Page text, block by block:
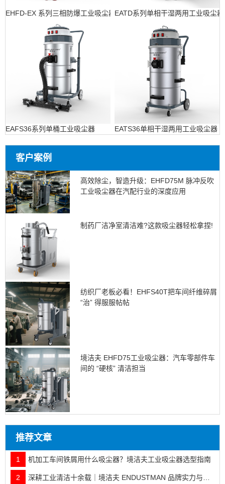
EHFD-EX 系列三相防爆工业吸尘器EATD系列单相干湿两用工业吸尘器
EAFS36系列单桶工业吸尘器 EATS36单相干湿两用工业吸尘器
客户案例
高效除尘，智造升级：EHFD75M 脉冲反吹
工业吸尘器在汽配行业的深度应用
制药厂洁净室清洁难?这款吸尘器轻松拿捏!
纺织厂老板必看！EHFS40T把车间纤维碎屑
“治” 得服服帖帖
境洁夫 EHFD75工业吸尘器：汽车零部件车
间的 “硬核” 清洁担当
推荐文章
1 机加工车间铁屑用什么吸尘器？境洁夫工业吸尘器选型指南
2 深耕工业清洁十余载｜境洁夫 ENDUSTMAN 品牌实力与全行业落地案例